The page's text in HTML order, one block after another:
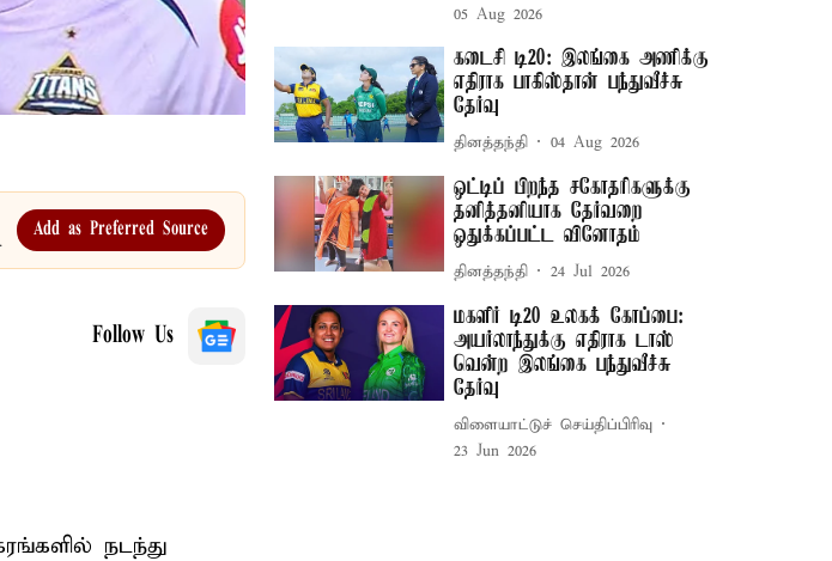
Add as Preferred Source
Follow Us
நடந்து
05 Aug 2026
கடைசி டி20: இலங்கை அணிக்கு
எதிராக பாகிஸ்தான் பந்துவீச்சு
தேர்வு
தினத்தந்தி 04 Aug 2026
ஒட்டிப் பிறந்த சகோதரிகளுக்கு
தனித்தனியாக தேர்வறை
ஒதுக்கப்பட்ட வினோதம்
தினத்தந்தி 24 Jul 2026
மகளிர் டி20 உலகக் கோப்பை:
அயர்லாந்துக்கு எதிராக டாஸ்
வென்ற இலங்கை பந்துவீச்சு
தேர்வு
விளையாட்டுச் செய்திப்பிரிவு
23 Jun 2026